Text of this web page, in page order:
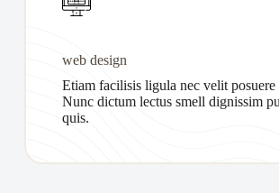
web design
Etiam facilisis ligula nec velit posuere
Nunc dictum lectus smell dignissim
quis.